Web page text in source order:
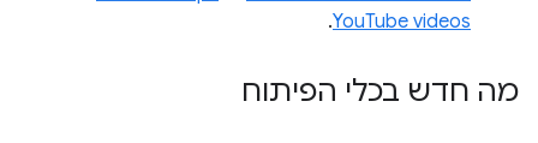
YouTube videos
.
מה חדש בכלי הפיתוח